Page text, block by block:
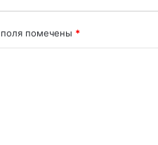
помечены *